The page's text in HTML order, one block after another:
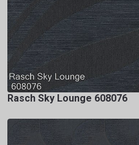
Rasch Sky Lounge 608076